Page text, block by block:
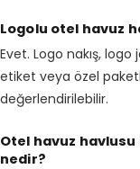
Logolu otel havuz
Evet. Logo nakış,
etiket veya özel
değerlendirilebilir.
Otel havuz
nedir?